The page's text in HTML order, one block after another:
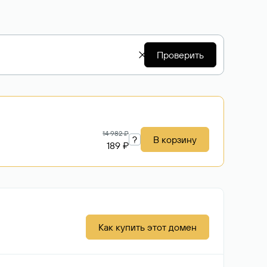
Проверить
14 982 ₽
189 ₽ ? В корзину
Как купить этот домен